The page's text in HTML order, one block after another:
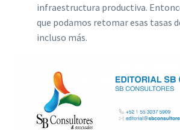
infraestructura productiva.
que podamos retomar esas tasas
incluso más.